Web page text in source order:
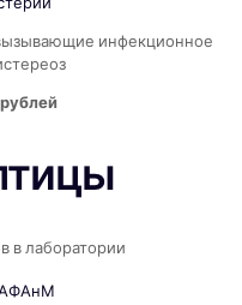
инфекционное